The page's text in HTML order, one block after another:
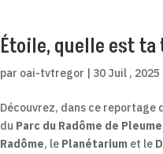
Étoile, quelle est
par oai-tvtregor 30 Juil , 2025
Découvrez, dans ce reportage
du Parc du Radôme de
Radôme, le Planétarium et le